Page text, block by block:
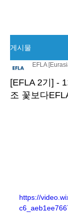
게시물
[EFLA 2기] -
조 꽃보다
EFLA
https://